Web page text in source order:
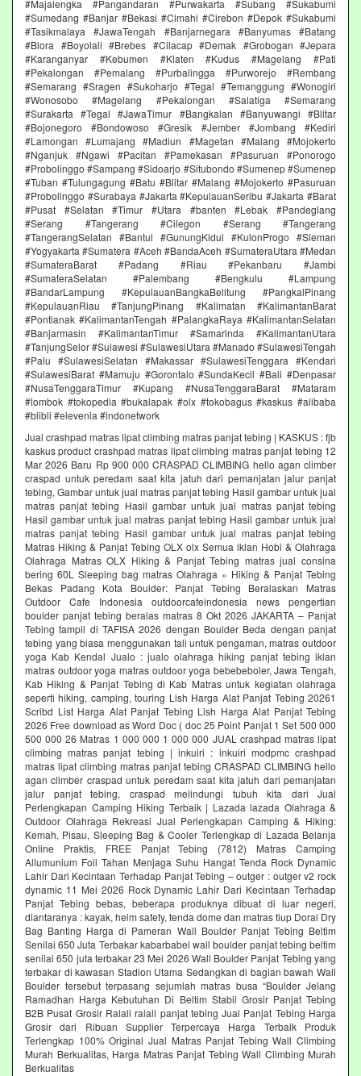
#Majalengka #Pangandaran #Purwakarta #Subang #Sukabumi
#Sumedang #Banjar #Bekasi #Cimahi #Cirebon #Depok #Sukabumi
#Tasikmalaya #JawaTengah #Banjarnegara #Banyumas #Batang
#Blora #Boyolali #Brebes #Cilacap #Demak #Grobogan #Jepara
#Karanganyar #Kebumen #Klaten #Kudus #Magelang #Pati
#Pekalongan #Pemalang #Purbalingga #Purworejo #Rembang
#Semarang #Sragen #Sukoharjo #Tegal #Temanggung #Wonogiri
#Wonosobo #Magelang #Pekalongan #Salatiga #Semarang
#Surakarta #Tegal #JawaTimur #Bangkalan #Banyuwangi #Blitar
#Bojonegoro #Bondowoso #Gresik #Jember #Jombang #Kediri
#Lamongan #Lumajang #Madiun #Magetan #Malang #Mojokerto
#Nganjuk #Ngawi #Pacitan #Pamekasan #Pasuruan #Ponorogo
#Probolinggo #Sampang #Sidoarjo #Situbondo #Sumenep #Sumenep
#Tuban #Tulungagung #Batu #Blitar #Malang #Mojokerto #Pasuruan
#Probolinggo #Surabaya #Jakarta #KepulauanSeribu #Jakarta #Barat
#Pusat #Selatan #Timur #Utara #banten #Lebak #Pandeglang
#Serang #Tangerang #Cilegon #Serang #Tangerang
#TangerangSelatan #Bantul #GunungKidul #KulonProgo #Sleman
#Yogyakarta #Sumatera #Aceh #BandaAceh #SumateraUtara #Medan
#SumateraBarat #Padang #Riau #Pekanbaru #Jambi
#SumateraSelatan #Palembang #Bengkulu #Lampung
#BandarLampung #KepulauanBangkaBelitung #PangkalPinang
#KepulauanRiau #TanjungPinang #Kalimatan #KalimantanBarat
#Pontianak #KalimantanTengah #PalangkaRaya #KalimantanSelatan
#Banjarmasin #KalimantanTimur #Samarinda #KalimantanUtara
#TanjungSelor #Sulawesi #SulawesiUtara #Manado #SulawesiTengah
#Palu #SulawesiSelatan #Makassar #SulawesiTenggara #Kendari
#SulawesiBarat #Mamuju #Gorontalo #SundaKecil #Bali #Denpasar
#NusaTenggaraTimur #Kupang #NusaTenggaraBarat #Mataram
#lombok #tokopedia #bukalapak #olx #tokobagus #kaskus #alibaba
#blibli #elevenia #indonetwork
Jual crashpad matras lipat climbing matras panjat tebing | KASKUS : fjb
kaskus product crashpad matras lipat climbing matras panjat tebing 12
Mar 2026 Baru Rp 900 000 CRASPAD CLIMBING hello agan climber
craspad untuk peredam saat kita jatuh dari pemanjatan jalur panjat
tebing, Gambar untuk jual matras panjat tebing Hasil gambar untuk jual
matras panjat tebing Hasil gambar untuk jual matras panjat tebing
Hasil gambar untuk jual matras panjat tebing Hasil gambar untuk jual
matras panjat tebing Hasil gambar untuk jual matras panjat tebing
Matras Hiking & Panjat Tebing OLX olx Semua iklan Hobi & Olahraga
Olahraga Matras OLX Hiking & Panjat Tebing matras jual consina
bering 60L Sleeping bag matras Olahraga » Hiking & Panjat Tebing
Bekas Padang Kota Boulder: Panjat Tebing Beralaskan Matras
Outdoor Cafe Indonesia outdoorcafeindonesia news pengertian
boulder panjat tebing beralas matras 8 Okt 2026 JAKARTA – Panjat
Tebing tampil di TAFISA 2026 dengan Boulder Beda dengan panjat
tebing yang biasa menggunakan tali untuk pengaman, matras outdoor
yoga Kab Kendal Jualo : jualo olahraga hiking panjat tebing iklan
matras outdoor yoga matras outdoor yoga bebebeboler, Jawa Tengah,
Kab Hiking & Panjat Tebing di Kab Matras untuk kegiatan olahraga
seperti hiking, camping, touring Lish Harga Alat Panjat Tebing 20261
Scribd List Harga Alat Panjat Tebing Lish Harga Alat Panjat Tebing
2026 Free download as Word Doc ( doc 25 Point Panjat 1 Set 500 000
500 000 26 Matras 1 000 000 1 000 000 JUAL crashpad matras lipat
climbing matras panjat tebing | inkuiri : inkuiri modpmc crashpad
matras lipat climbing matras panjat tebing CRASPAD CLIMBING hello
agan climber craspad untuk peredam saat kita jatuh dari pemanjatan
jalur panjat tebing, craspad melindungi tubuh kita dari Jual
Perlengkapan Camping Hiking Terbaik | Lazada lazada Olahraga &
Outdoor Olahraga Rekreasi Jual Perlengkapan Camping & Hiking:
Kemah, Pisau, Sleeping Bag & Cooler Terlengkap di Lazada Belanja
Online Praktis, FREE Panjat Tebing (7812) Matras Camping
Allumunium Foil Tahan Menjaga Suhu Hangat Tenda Rock Dynamic
Lahir Dari Kecintaan Terhadap Panjat Tebing – outger : outger v2 rock
dynamic 11 Mei 2026 Rock Dynamic Lahir Dari Kecintaan Terhadap
Panjat Tebing bebas, beberapa produknya dibuat di luar negeri,
diantaranya : kayak, helm safety, tenda dome dan matras tiup Dorai Dry
Bag Banting Harga di Pameran Wall Boulder Panjat Tebing Beltim
Senilai 650 Juta Terbakar kabarbabel wall boulder panjat tebing beltim
senilai 650 juta terbakar 23 Mei 2026 Wall Boulder Panjat Tebing yang
terbakar di kawasan Stadion Utama Sedangkan di bagian bawah Wall
Boulder tersebut terpasang sejumlah matras busa “Boulder Jelang
Ramadhan Harga Kebutuhan Di Beltim Stabil Grosir Panjat Tebing
B2B Pusat Grosir Ralali‎ ralali panjat tebing‎ Jual Panjat Tebing Harga
Grosir dari Ribuan Supplier Terpercaya Harga Terbaik Produk
Terlengkap 100% Original Jual Matras Panjat Tebing Wall Climbing
Murah Berkualitas, Harga Matras Panjat Tebing Wall Climbing Murah
Berkualitas